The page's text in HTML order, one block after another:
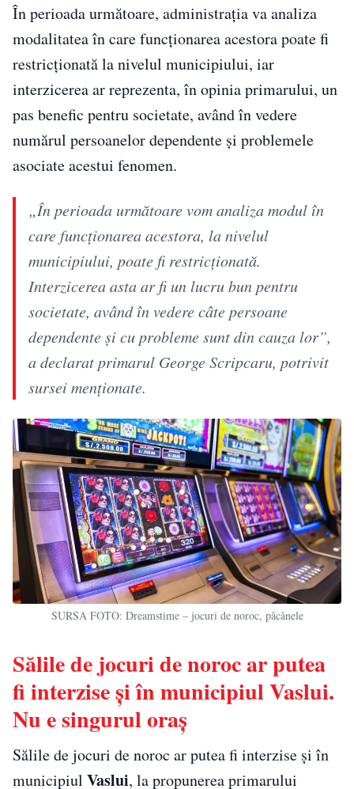
În perioada următoare, administrația va analiza
modalitatea în care funcționarea acestora poate fi
restricționată la nivelul municipiului, iar
interzicerea ar reprezenta, în opinia primarului, un
pas benefic pentru societate, având în vedere
numărul persoanelor dependente și problemele
asociate acestui fenomen.
„În perioada următoare vom analiza modul în
care funcționarea acestora, la nivelul
municipiului, poate fi restricționată.
Interzicerea asta ar fi un lucru bun pentru
societate, având în vedere câte persoane
dependente și cu probleme sunt din cauza lor”,
a declarat primarul George Scripcaru, potrivit
sursei menționate.
SURSA FOTO: Dreamstime – jocuri de noroc, păcănele
Sălile de jocuri de noroc ar putea
fi interzise și în municipiul Vaslui.
Nu e singurul oraș
Sălile de jocuri de noroc ar putea fi interzise și în
municipiul Vaslui, la propunerea primarului